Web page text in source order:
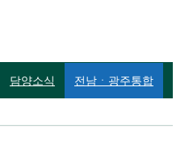
담양소식 전남ㆍ광주통합